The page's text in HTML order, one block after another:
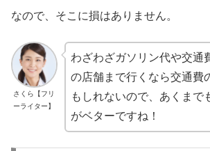
なので、そこに損はありません。
さくら【フリ
ーライター】
わざわざガソリン代や交通
の店舗まで行くなら交通費
もしれないので、あくまで
がベターですね！